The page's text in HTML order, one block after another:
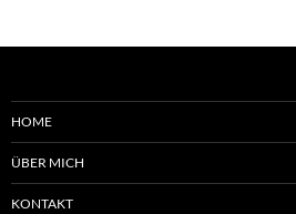
HOME
ÜBER MICH
KONTAKT